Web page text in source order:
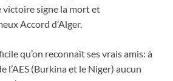
victoire signe la mort et
Accord d’Alger.
qu’on reconnaît ses vrais amis: à
l’AES (Burkina et le Niger) aucun